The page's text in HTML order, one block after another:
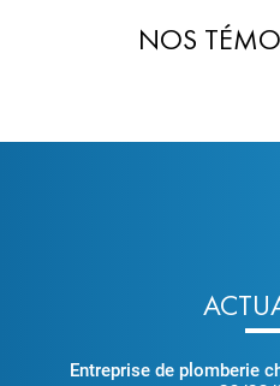
NOS
Entreprise de plomberie